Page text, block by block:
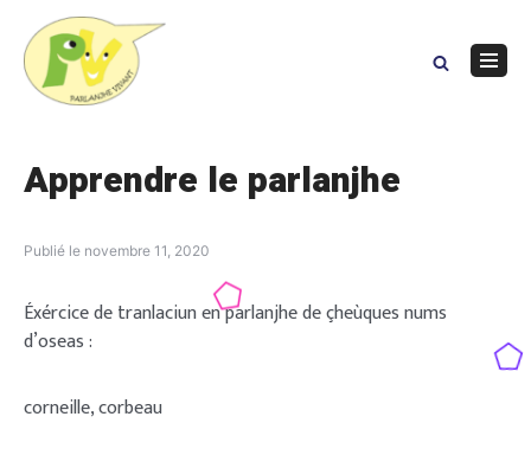
content
Apprendre le parlanjhe
Publié le novembre 11, 2020
Éxércice de tranlaciun en parlanjhe de çheùques nums
d’oseas :
corneille, corbeau